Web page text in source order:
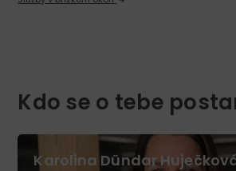
Kdo se o tebe
Karolina Dündar